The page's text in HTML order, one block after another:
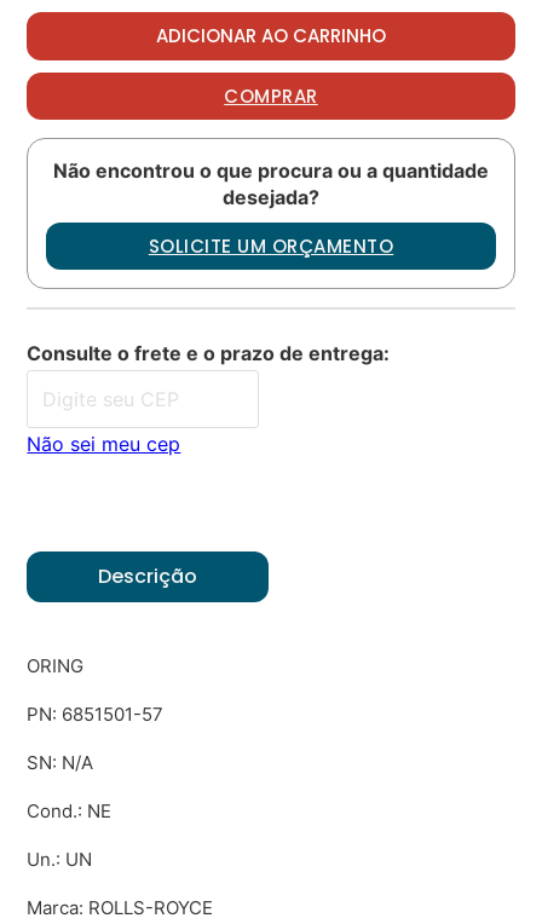
Oring PN: 6851501-57 quantidade
ADICIONAR AO CARRINHO
COMPRAR
Não encontrou o que procura ou a quantidade
desejada?
SOLICITE UM ORÇAMENTO
Consulte o frete e o prazo de entrega:
Não sei meu cep
Descrição
ORING
PN: 6851501-57
SN: N/A
Cond.: NE
Un.: UN
Marca: ROLLS-ROYCE